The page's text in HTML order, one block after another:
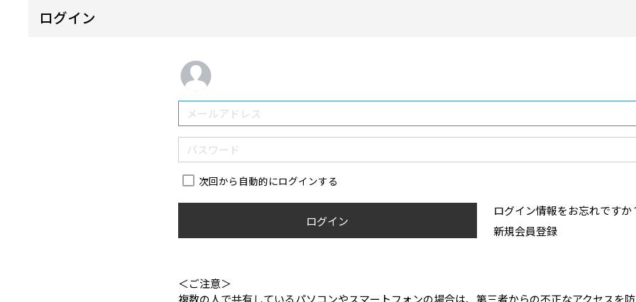
ログイン
次回から自動的にログインする
ログイン
ログイン情報をお忘れですか
新規会員登録
＜ご注意＞
複数の人で共有しているパソコンやスマートフォンの場合は、第三者からの不正なアクセスを